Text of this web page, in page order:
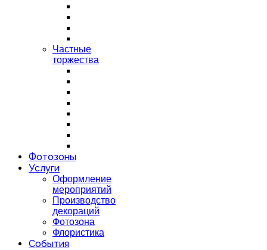
Частные
торжества
Фотозоны
Услуги
Оформление
мероприятий
Производство
декораций
Фотозона
Флористика
События